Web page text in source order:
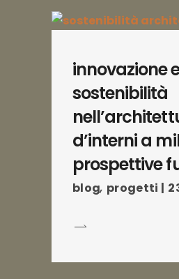
innovazione
sostenibilità
d’interni a
prospettive
blog, progetti